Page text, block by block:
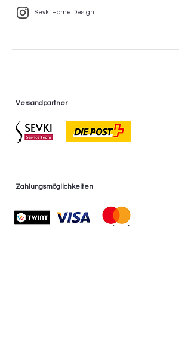
Sevki Home Design
Versandpartner
Zahlungsmöglichkeiten